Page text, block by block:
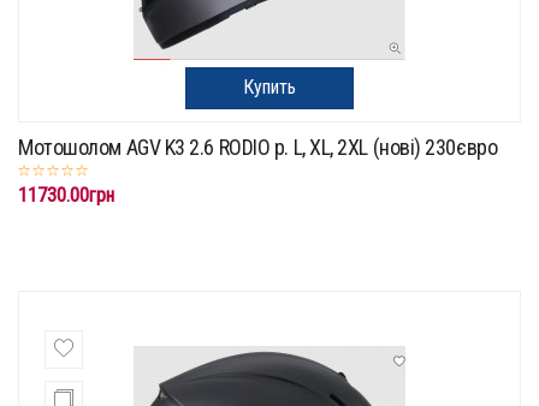
Купить
Мотошолом AGV K3 2.6 RODIO p. L, XL, 2XL (нові) 230євро
11730.00грн